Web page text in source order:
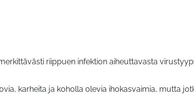
riippuen infektion aiheuttavasta
karheita ja koholla olevia ihokasvaimia, mutta